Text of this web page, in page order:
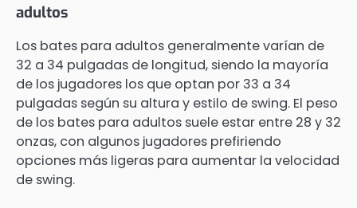
adultos
Los bates para adultos generalmente varían de
32 a 34 pulgadas de longitud, siendo la mayoría
de los jugadores los que optan por 33 a 34
pulgadas según su altura y estilo de swing. El peso
de los bates para adultos suele estar entre 28 y 32
onzas, con algunos jugadores prefiriendo
opciones más ligeras para aumentar la velocidad
de swing.